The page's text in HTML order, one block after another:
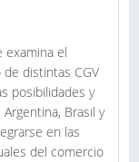
examina el
distintas CGV
posibilidades y
Brasil y
en las
del comercio